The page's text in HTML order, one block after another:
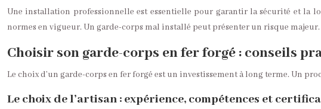
Une installation professionnelle est essentielle pour garantir la sécurité et la
normes en vigueur. Un garde-corps mal installé peut présenter un risque
Choisir son garde-corps en fer forgé : conseils
Le choix d’un garde-corps en fer forgé est un investissement à long terme. Un
Le choix de l’artisan : expérience, compétences et